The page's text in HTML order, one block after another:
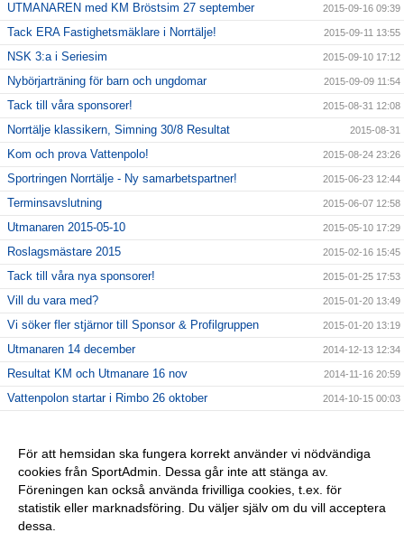
UTMANAREN med KM Bröstsim 27 september 2015-09-16 09:39
Tack ERA Fastighetsmäklare i Norrtälje! 2015-09-11 13:55
NSK 3:a i Seriesim 2015-09-10 17:12
Nybörjarträning för barn och ungdomar 2015-09-09 11:54
Tack till våra sponsorer! 2015-08-31 12:08
Norrtälje klassikern, Simning 30/8 Resultat 2015-08-31
Kom och prova Vattenpolo! 2015-08-24 23:26
Sportringen Norrtälje - Ny samarbetspartner! 2015-06-23 12:44
Terminsavslutning 2015-06-07 12:58
Utmanaren 2015-05-10 2015-05-10 17:29
Roslagsmästare 2015 2015-02-16 15:45
Tack till våra nya sponsorer! 2015-01-25 17:53
Vill du vara med? 2015-01-20 13:49
Vi söker fler stjärnor till Sponsor & Profilgruppen 2015-01-20 13:19
Utmanaren 14 december 2014-12-13 12:34
Resultat KM och Utmanare 16 nov 2014-11-16 20:59
Vattenpolon startar i Rimbo 26 oktober 2014-10-15 00:03
Nybörjarträning i Norrtälje! 2014-09-11 13:09
Vi startar Vattenpolo i höst i form av Poolkampen. 2014-09-11 13:08
Vuxencrawl i Rimbo! 2014-09-11 13:00
För att hemsidan ska fungera korrekt använder vi nödvändiga
cookies från SportAdmin. Dessa går inte att stänga av.
Föreningen kan också använda frivilliga cookies, t.ex. för
statistik eller marknadsföring. Du väljer själv om du vill acceptera
dessa.